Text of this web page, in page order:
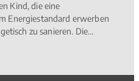
Kind, die eine
Energiestandard erwerben
zu sanieren. Die